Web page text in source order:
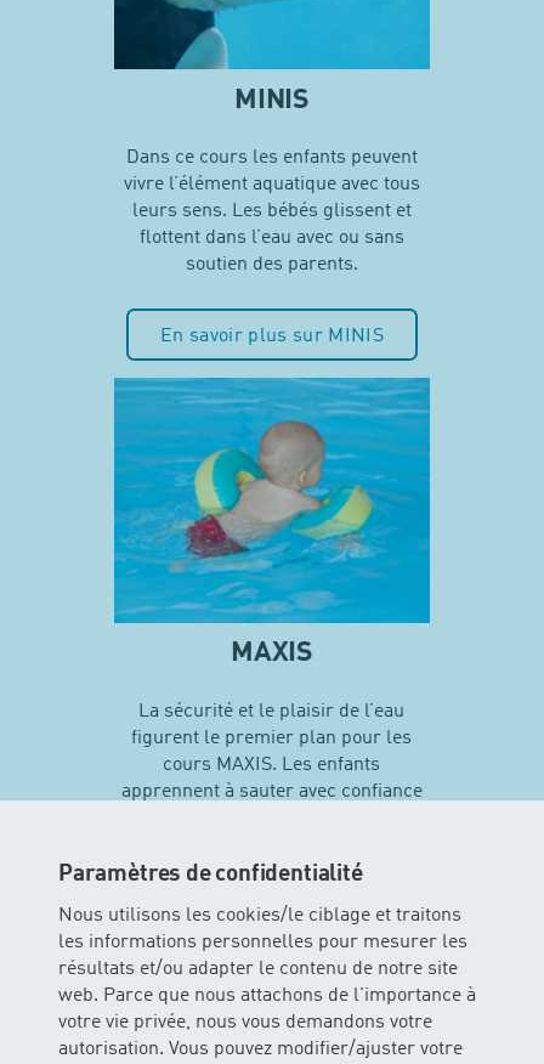
Paramètres de confidentialité
Nous utilisons les cookies/le ciblage et traitons
les informations personnelles pour mesurer les
résultats et/ou adapter le contenu de notre site
web. Parce que nous attachons de l'importance à
votre vie privée, nous vous demandons votre
autorisation. Vous pouvez modifier/ajuster votre
MINIS
Dans ce cours les enfants peuvent
vivre l’élément aquatique avec tous
leurs sens. Les bébés glissent et
flottent dans l’eau avec ou sans
soutien des parents.
En savoir plus sur MINIS
MAXIS
La sécurité et le plaisir de l’eau
figurent le premier plan pour les
cours MAXIS. Les enfants
apprennent à sauter avec confiance
techniques de natation…
En savoir plus sur MAXIS